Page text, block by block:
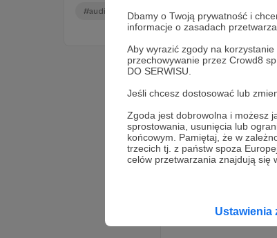
Dbamy o Twoją prywatność i
informacje o zasadach
Aby wyrazić zgody na
przechowywanie przez Crowd8
DO SERWISU.
Jeśli chcesz dostosować lub
Zgoda jest dobrowolna i możesz
sprostowania, usunięcia lub
końcowym. Pamiętaj, że w
trzecich tj. z państw spoza
celów przetwarzania znajdują się
Ustawienia
#audiobajka #udostepnij #tysiaifelcia